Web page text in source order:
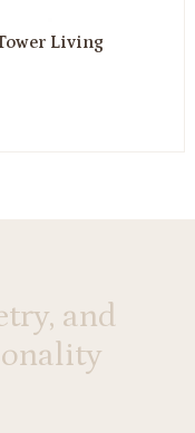
Living
and